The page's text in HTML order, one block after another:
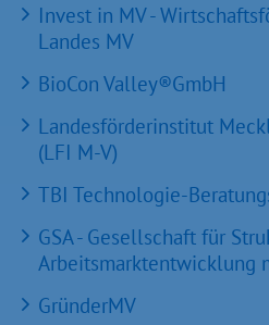
Invest in MV -
Landes MV
BioCon Valley®GmbH
Landesförderinstitut
(LFI M-V)
TBI Technologie-
GSA - Gesellschaft für
Arbeitsmarktentwicklung
GründerMV